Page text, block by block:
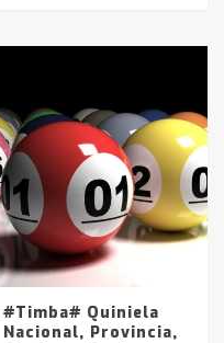
#Timba# Quiniela
Nacional, Provincia,